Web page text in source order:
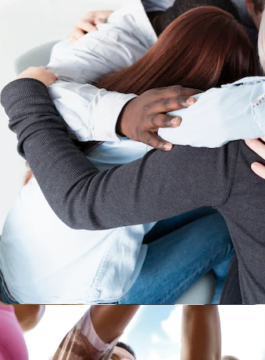
Креативная платформа для создания
ваших лучших работ. Более 1 миллиона
подписчиков среди креаторов,
предприятий, агентств и студий.
Pусский